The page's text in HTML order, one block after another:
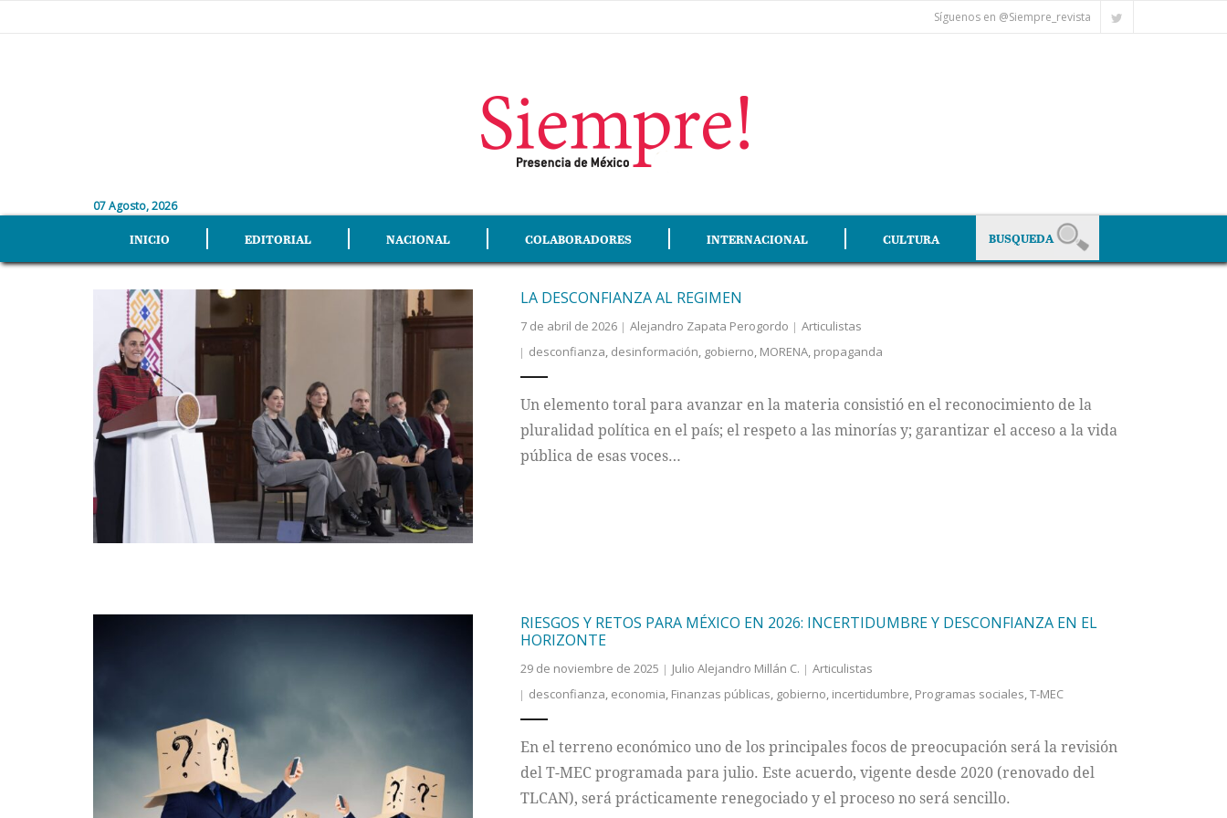
Síguenos en @Siempre_revista
07 Agosto, 2026
INICIO EDITORIAL NACIONAL COLABORADORES INTERNACIONAL CULTURA
LA DESCONFIANZA AL REGIMEN
7 de abril de 2026 Alejandro Zapata Perogordo
Articulistas
desconfianza, desinformación, gobierno, MORENA, propaganda
Un elemento toral para avanzar en la materia consistió en el reconocimiento de la
pluralidad política en el país; el respeto a las minorías y; garantizar el acceso a la vida
pública de esas voces…
RIESGOS Y RETOS PARA MÉXICO EN 2026: INCERTIDUMBRE Y DESCONFIANZA EN EL
HORIZONTE
29 de noviembre de 2025 Julio Alejandro Millán C.
Articulistas
desconfianza economia Finanzas públicas gobierno incertidumbre Programas sociales T-MEC
En el terreno económico uno de los principales focos de preocupación será la revisión
del T-MEC programada para julio. Este acuerdo, vigente desde 2020 (renovado del
TLCAN), será prácticamente renegociado y el proceso no será sencillo.